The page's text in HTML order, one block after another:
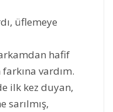
üflemeye
hafif
vardım.
ilk kez duyan,
sarılmış,